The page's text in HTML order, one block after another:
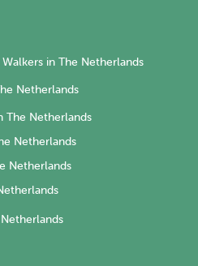
in The Netherlands
Netherlands
The Netherlands
Netherlands
Netherlands